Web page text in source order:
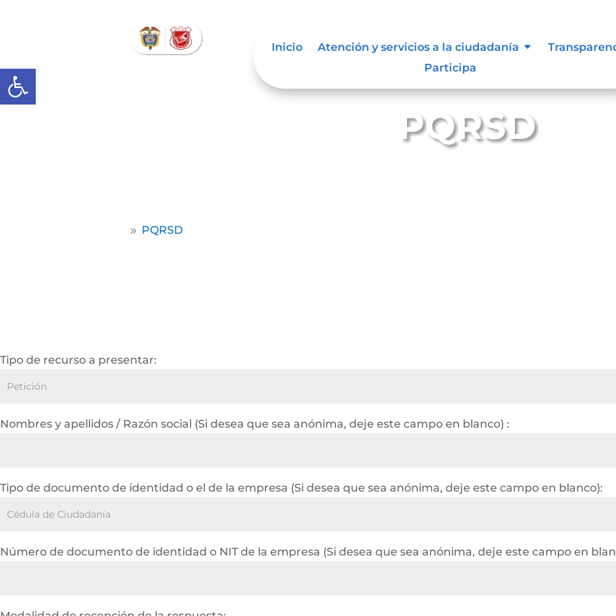
Abrir barra de herramientas
Inicio Atención y servicios a la ciudadanía
Participa
PQRSD
9 PQRSD
Tipo de recurso a presentar:
Nombres y apellidos / Razón social (Si desea que sea anónima, deje este campo en blanco) :
Tipo de documento de identidad o el de la empresa (Si desea que sea anónima, deje este campo en blanco):
Número de documento de identidad o NIT de la empresa (Si desea que sea anónima, deje este campo en